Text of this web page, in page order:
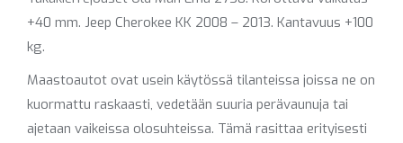
+40 mm. Jeep Cherokee KK 2008 – 2013. Kantavuus +100
kg.
Maastoautot ovat usein käytössä tilanteissa joissa ne on
kuormattu raskaasti, vedetään suuria perävaunuja tai
ajetaan vaikeissa olosuhteissa. Tämä rasittaa erityisesti